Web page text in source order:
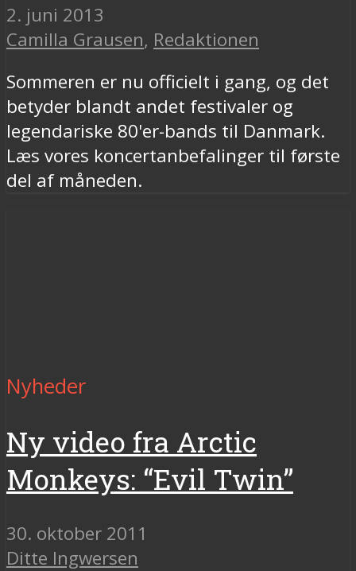
2. juni 2013
Camilla Grausen, Redaktionen
Sommeren er nu officielt i gang, og det
betyder blandt andet festivaler og
legendariske 80'er-bands til Danmark.
Læs vores koncertanbefalinger til første
del af måneden.
Nyheder
Ny video fra Arctic
Monkeys: “Evil Twin”
30. oktober 2011
Ditte Ingwersen